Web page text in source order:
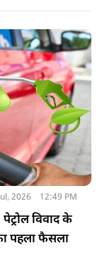
2026 12:49 PM
विवाद के
पहला फैसला